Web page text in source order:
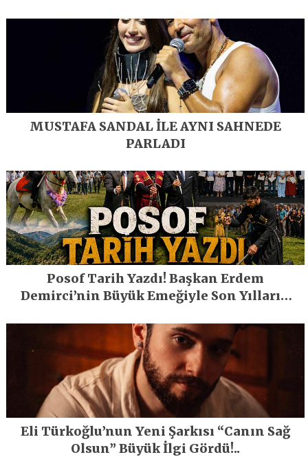
MUSTAFA SANDAL İLE AYNI SAHNEDE
PARLADI
Posof Tarih Yazdı! Başkan Erdem
Demirci’nin Büyük Emeğiyle Son Yılların
Eli Türkoğlu’nun Yeni Şarkısı “Canın Sağ
Olsun” Büyük İlgi Gördü!..